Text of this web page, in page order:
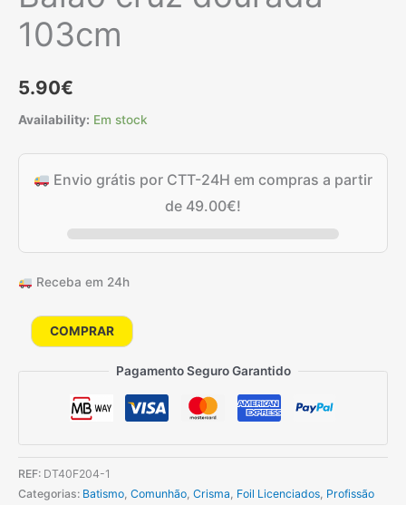
103cm
5.90€
Availability: Em stock
Envio grátis por CTT-24H em compras a partir
de 49.00€!
Receba em 24h
Quantidade
Balão
COMPRAR
Pagamento Seguro Garantido
REF: DT40F204-1
Categorias: Batismo Comunhão Crisma Foil Licenciados Profissão